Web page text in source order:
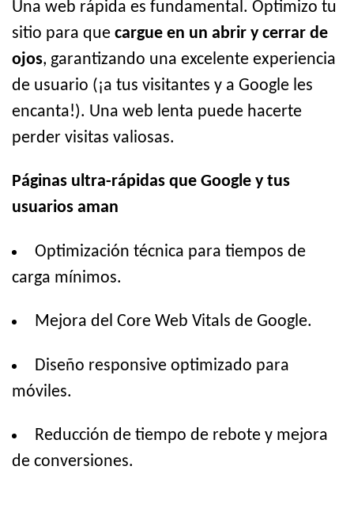
Una web rápida es fundamental. Optimizo tu
sitio para que cargue en un abrir y cerrar de
ojos, garantizando una excelente experiencia
de usuario (¡a tus visitantes y a Google les
encanta!). Una web lenta puede hacerte
perder visitas valiosas.
Páginas ultra-rápidas que Google y tus
usuarios aman
Optimización técnica para tiempos de
carga mínimos.
Mejora del Core Web Vitals de Google.
Diseño responsive optimizado para
móviles.
Reducción de tiempo de rebote y mejora
de conversiones.